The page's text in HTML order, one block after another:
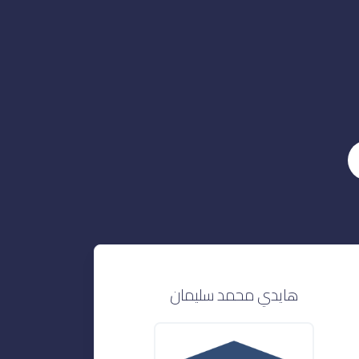
هايدي محمد سليمان